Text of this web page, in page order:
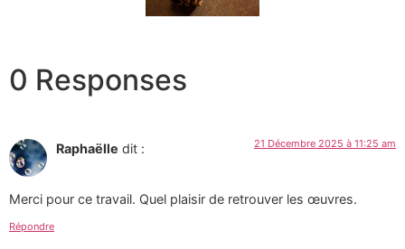
0 Responses
Raphaëlle dit : 21 Décembre 2025 à 11:25 am
Merci pour ce travail. Quel plaisir de retrouver les œuvres.
Répondre